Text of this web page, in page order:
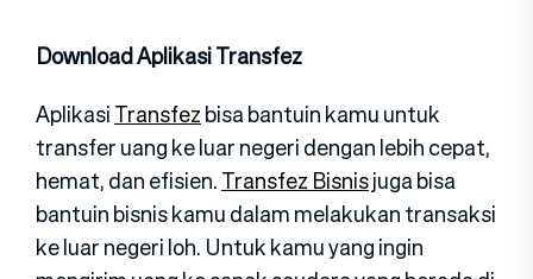
Download Aplikasi Transfez
AplikasiTransfezbisa bantuin kamu untuk
transfer uang ke luar negeri dengan lebih cepat,
hemat, dan efisien.Transfez Bisnisjuga bisa
bantuin bisnis kamu dalam melakukan transaksi
ke luar negeri loh. Untuk kamu yang ingin